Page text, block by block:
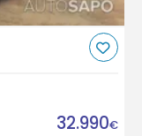
32.990€